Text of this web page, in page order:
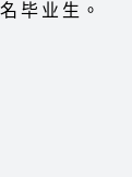
毕业生。